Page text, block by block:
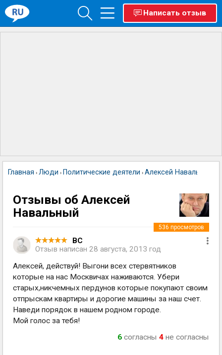
Написать отзыв
Главная › Люди › Политические деятели › Алексей Навальный
Отзывы об Алексей
Навальный
ВС
Отзыв написан 28 августа, 2013 год
536 просмотров
Алексей, действуй! Выгони всех стервятников
которые на нас Москвичах наживаются. Убери
старых,никчемных пердунов которые покупают своим
отпрыскам квартиры и дорогие машины за наш счет.
Наведи порядок в нашем родном городе.
Мой голос за тебя!
6 согласны 4 не согласны